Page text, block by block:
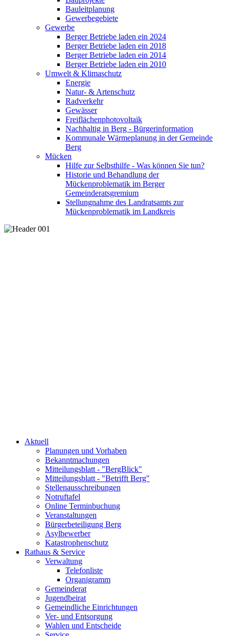
Bauleitplanung
Gewerbegebiete
Gewerbe
Berger Betriebe laden ein 2024
Berger Betriebe laden ein 2018
Berger Betriebe laden ein 2014
Berger Betriebe laden ein 2010
Umwelt & Klimaschutz
Energie
Natur- & Artenschutz
Radverkehr
Gewässer
Freiflächenphotovoltaik
Nachhaltig in Berg - Bürgerinformation
Kommunale Wärmeplanung in der Gemeinde
Berg
Mücken
Hilfe zur Selbsthilfe - Was können Sie tun?
Historie und Behandlung der
Mückenproblematik im Berger
Gemeinderatsgremium
Stellungnahme des Landratsamts zur
Mückenproblematik im Landkreis
Aktuell
Planungen und Vorhaben
Bekanntmachungen
Mitteilungsblatt - "BergBlick"
Mitteilungsblatt - "Betrifft Berg"
Stellenausschreibungen
Notruftafel
Online Terminbuchung
Veranstaltungen
Bürgerbeteiligung Berg
Asylbewerber
Katastrophenschutz
Rathaus & Service
Verwaltung
Telefonliste
Organigramm
Gemeinderat
Jugendbeirat
Gemeindliche Einrichtungen
Ver- und Entsorgung
Wahlen und Entscheide